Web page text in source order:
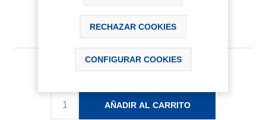
AÑADIR AL CARRITO
RECHAZAR COOKIES
CONFIGURAR COOKIES